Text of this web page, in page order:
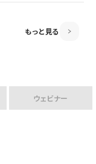
もっと見る
ウェビナー